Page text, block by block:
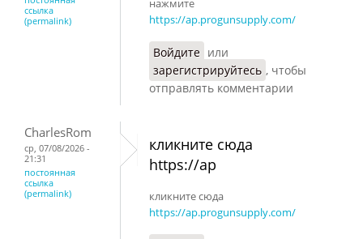
ссылка
(permalink)
https://ap.progunsupply.com/
Войдите или
зарегистрируйтесь , чтобы
отправлять комментарии
CharlesRom
ср, 07/08/2026 -
21:31
постоянная
ссылка
(permalink)
кликните сюда
https://ap
кликните сюда
https://ap.progunsupply.com/